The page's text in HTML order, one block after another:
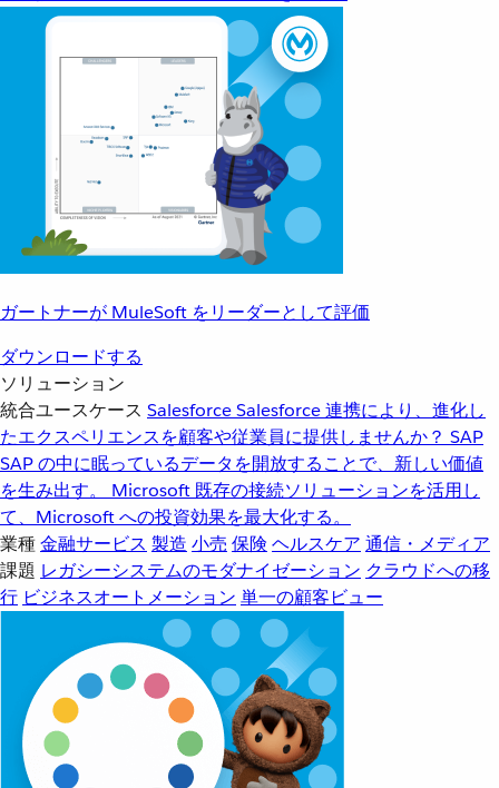
ガートナーが MuleSoft をリーダーとして評価
ダウンロードする
ソリューション
統合ユースケース SalesforceSalesforce 連携により、進化し
たエクスペリエンスを顧客や従業員に提供しませんか？ SAP
SAP の中に眠っているデータを開放することで、新しい価値
を生み出す。
Microsoft 既存の接続ソリューションを活用し
て、Microsoft への投資効果を最大化する。
業種金融サービス 製造 小売 保険 ヘルスケア 通信・メディア
課題 レガシーシステムのモダナイゼーション クラウドへの移
行 ビジネスオートメーション 単一の顧客ビュー